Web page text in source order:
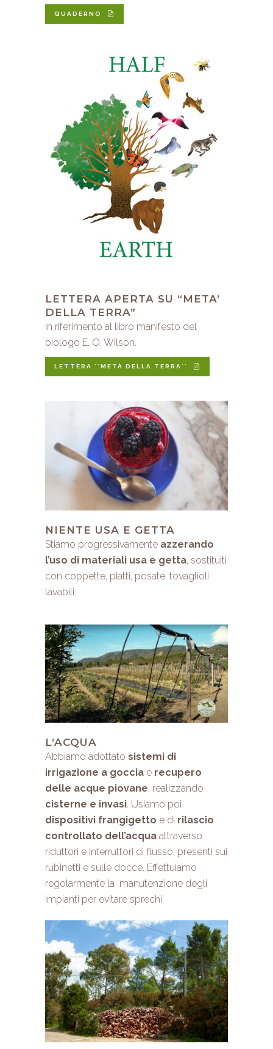
QUADERNO
LETTERA APERTA SU “META’
DELLA TERRA”
in riferimento al libro manifesto del
biologo E. O. Wilson.
LETTERA ``METÀ DELLA TERRA``
NIENTE USA E GETTA
Stiamo progressivamente azzerando
l’uso di materiali usa e getta, sostituiti
con coppette, piatti, posate, tovaglioli
lavabili.
L’ACQUA
Abbiamo adottato sistemi di
irrigazione a goccia e recupero
delle acque piovane, realizzando
cisterne e invasi. Usiamo poi
dispositivi frangigetto e di rilascio
controllato dell’acqua attraverso
riduttori e interruttori di flusso, presenti sui
rubinetti e sulle docce. Effettuiamo
regolarmente la manutenzione degli
impianti per evitare sprechi.